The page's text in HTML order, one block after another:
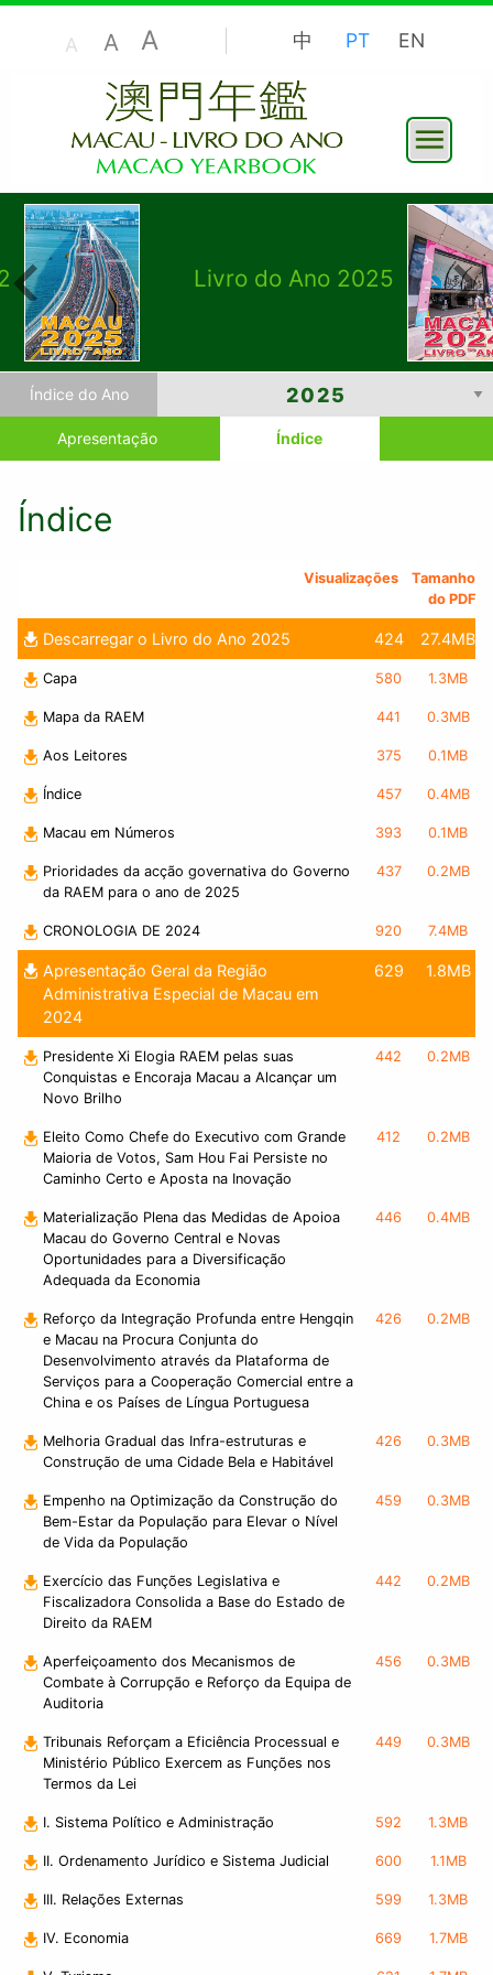
A A A 中 PT EN
Livro do Ano 2025
Índice do Ano
Apresentação Índice
Índice
Visualizações
Tamanho
do PDF
Descarregar o Livro do Ano 2025 424 27.4MB
Capa 580 1.3MB
Mapa da RAEM 441 0.3MB
Aos Leitores 375 0.1MB
Índice 457 0.4MB
Macau em Números 393 0.1MB
Prioridades da acção governativa do Governo
da RAEM para o ano de 2025
437 0.2MB
CRONOLOGIA DE 2024 920 7.4MB
Apresentação Geral da Região
Administrativa Especial de Macau em
2024
629 1.8MB
Presidente Xi Elogia RAEM pelas suas
Conquistas e Encoraja Macau a Alcançar um
Novo Brilho
442 0.2MB
Eleito Como Chefe do Executivo com Grande
Maioria de Votos, Sam Hou Fai Persiste no
Caminho Certo e Aposta na Inovação
412 0.2MB
Materialização Plena das Medidas de Apoioa
Macau do Governo Central e Novas
Oportunidades para a Diversificação
Adequada da Economia
446 0.4MB
Reforço da Integração Profunda entre Hengqin
e Macau na Procura Conjunta do
Desenvolvimento através da Plataforma de
Serviços para a Cooperação Comercial entre a
China e os Países de Língua Portuguesa
426 0.2MB
Melhoria Gradual das Infra-estruturas e
Construção de uma Cidade Bela e Habitável
426 0.3MB
Empenho na Optimização da Construção do
Bem-Estar da População para Elevar o Nível
de Vida da População
459 0.3MB
Exercício das Funções Legislativa e
Fiscalizadora Consolida a Base do Estado de
Direito da RAEM
442 0.2MB
Aperfeiçoamento dos Mecanismos de
Combate à Corrupção e Reforço da Equipa de
Auditoria
456 0.3MB
Tribunais Reforçam a Eficiência Processual e
Ministério Público Exercem as Funções nos
Termos da Lei
449 0.3MB
I. Sistema Político e Administração 592 1.3MB
II. Ordenamento Jurídico e Sistema Judicial 600 1.1MB
III. Relações Externas 599 1.3MB
IV. Economia 669 1.7MB